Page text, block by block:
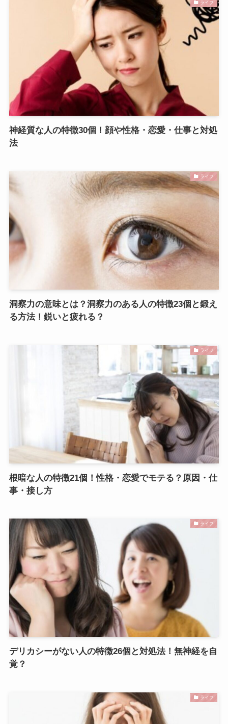
ライフ
神経質な人の特徴30個！顔や性格・恋愛・仕事と対処
法
ライフ
洞察力の意味とは？洞察力のある人の特徴23個と鍛え
る方法！鋭いと疲れる？
ライフ
根暗な人の特徴21個！性格・恋愛でモテる？原因・仕
事・接し方
ライフ
デリカシーがない人の特徴26個と対処法！無神経を自
覚？
ライフ